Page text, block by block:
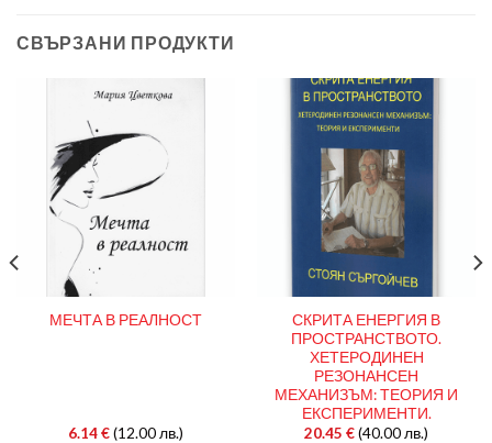
СВЪРЗАНИ ПРОДУКТИ
МЕЧТА В РЕАЛНОСТ
6.14€(12.00 лв.)
СКРИТА ЕНЕРГИЯ В
ПРОСТРАНСТВОТО.
ХЕТЕРОДИНЕН
РЕЗОНАНСЕН
МЕХАНИЗЪМ: ТЕОРИЯ И
ЕКСПЕРИМЕНТИ.
20.45 €(40.00 лв.)